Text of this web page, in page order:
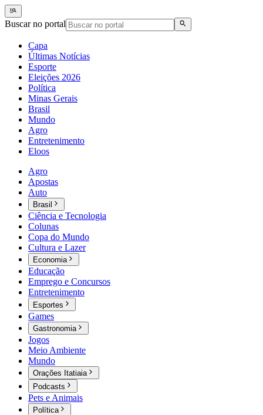
Buscar no portal
Capa
Últimas Notícias
Esporte
Eleições 2026
Política
Minas Gerais
Brasil
Mundo
Agro
Entretenimento
Eloos
Agro
Apostas
Auto
Brasil
Ciência e Tecnologia
Colunas
Copa do Mundo
Cultura e Lazer
Economia
Educação
Emprego e Concursos
Entretenimento
Esportes
Games
Gastronomia
Jogos
Meio Ambiente
Mundo
Orações Itatiaia
Podcasts
Pets e Animais
Política